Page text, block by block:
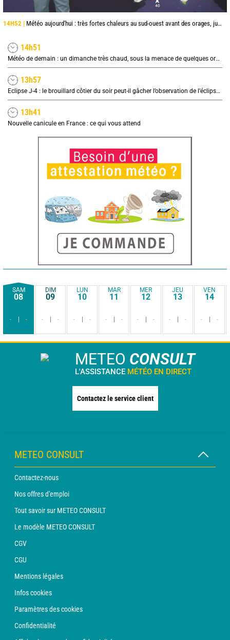
14H52 | Météo aujourd'hui : très fortes chaleurs au sud-ouest avant des orages, jusqu'à 39°C
14h51
Météo de demain : un dimanche très chaud, sous la menace de quelques orages
13h57
Eclipse J-4 : le brouillard côtier du soir peut-il gâcher l’observation de l’éclipse à la plage ?
13h41
Nouvelle canicule en France : ce qui vous attend
SAM
08
- -
DIM
09
- -
LUN
10
- -
MAR
11
- -
MER
12
- -
JEU
13
- -
VEN
14
- -
METEO CONSULT
L'ASSISTANCE MÉTÉO EN DIRECT
Contactez le service client
METEO CONSULT
Contactez-nous
Nos offres d'emploi
Tout savoir sur METEO CONSULT
Le modèle METEO CONSULT
CGV
CGU
Mentions légales
Infos cookies
Paramètres des cookies
Confidentialité